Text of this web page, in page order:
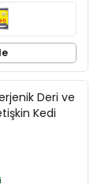
Deri ve
Kedi